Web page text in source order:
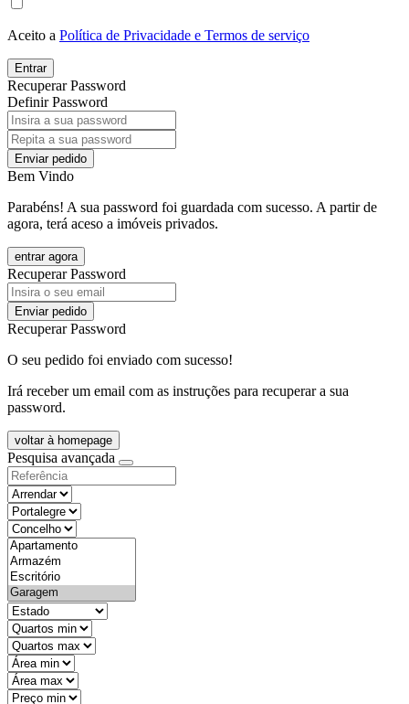
Aceito a Política de Privacidade e Termos de serviço
Entrar
Recuperar Password
Definir Password
Enviar pedido
Bem Vindo
Parabéns! A sua password foi guardada com sucesso. A partir de
agora, terá aceso a imóveis privados.
entrar agora
Recuperar Password
Enviar pedido
Recuperar Password
O seu pedido foi enviado com sucesso!
Irá receber um email com as instruções para recuperar a sua
password.
voltar à homepage
Pesquisa avançada
objective
districtId
countyId
types
state
mintypo
maxtypo
minarea
maxarea
minprice